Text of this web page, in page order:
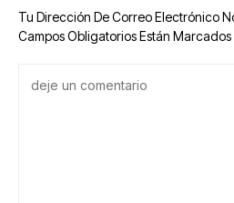
Tu Dirección De Correo Electrónico
Campos Obligatorios Están Marcados